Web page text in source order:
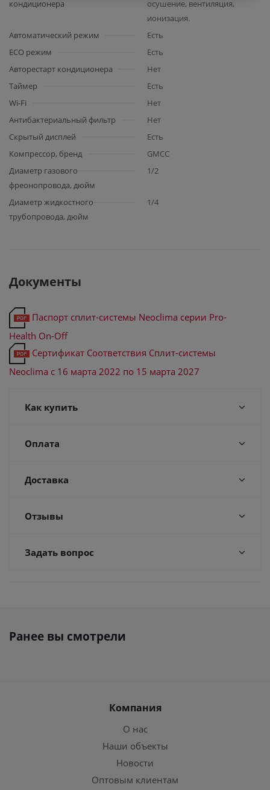
кондиционера
осушение, вентиляция,
ионизация.
Автоматический режим
Есть
ECO режим
Есть
Авторестарт кондиционера
Нет
Таймер
Есть
Wi-Fi
Нет
Антибактериальный фильтр
Нет
Скрытый дисплей
Есть
Компрессор, бренд
GMCC
Диаметр газового
фреонопровода, дюйм
1/2
Диаметр жидкостного
трубопровода, дюйм
1/4
Документы
Паспорт сплит-системы Neoclima серии Pro-
Health On-Off
Сертификат Соответствия Сплит-системы
Neoclima с 16 марта 2022 по 15 марта 2027
Как купить
Оплата
Доставка
Отзывы
Задать вопрос
Ранее вы смотрели
Компания
О нас
Наши объекты
Новости
Оптовым клиентам